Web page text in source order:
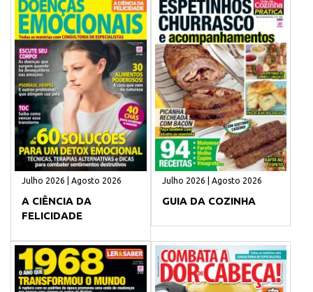
Julho 2026 | Agosto 2026
A CIÊNCIA DA
FELICIDADE
Julho 2026 | Agosto 2026
GUIA DA COZINHA